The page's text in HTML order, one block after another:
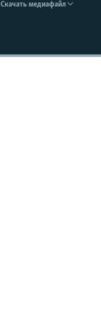
EMBED
Скачать медиафайл